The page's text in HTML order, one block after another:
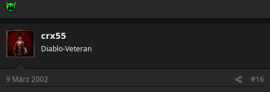
crx55
Diablo-Veteran
9 März 2002 #16